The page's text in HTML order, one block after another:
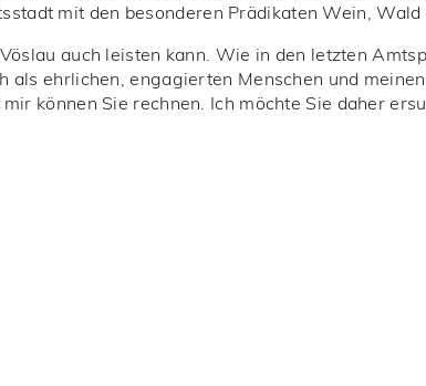
mit den besonderen Prädikaten Wein,
auch leisten kann. Wie in den letzten
als ehrlichen, engagierten Menschen und
können Sie rechnen. Ich möchte Sie daher